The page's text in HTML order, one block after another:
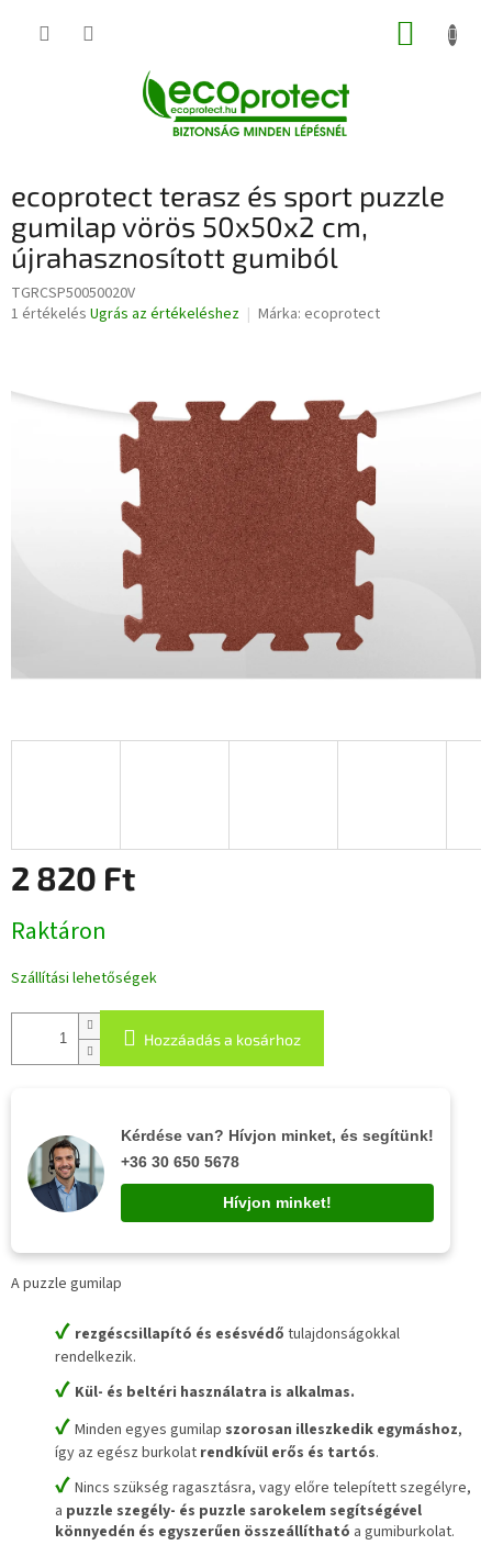
KOSÁR
ecoprotect terasz és sport puzzle
gumilap vörös 50x50x2 cm,
újrahasznosított gumiból
TGRCSP50050020V
A
5-
1 értékelés Ugrás az értékeléshez Márka: ecoprotect
2 820 Ft
Raktáron
Szállítási lehetőségek
Hozzáadás a kosárhoz
Kérdése van? Hívjon minket, és segítünk!
+36 30 650 5678
Hívjon minket!
A puzzle gumilap
✔ rezgéscsillapító és esésvédő tulajdonságokkal
rendelkezik.
✔ Kül- és beltéri használatra is alkalmas.
✔ Minden egyes gumilap szorosan illeszkedik egymáshoz,
így az egész burkolat rendkívül erős és tartós.
✔ Nincs szükség ragasztásra, vagy előre telepített szegélyre,
a puzzle szegély- és puzzle sarokelem segítségével
könnyedén és egyszerűen összeállítható a gumiburkolat.